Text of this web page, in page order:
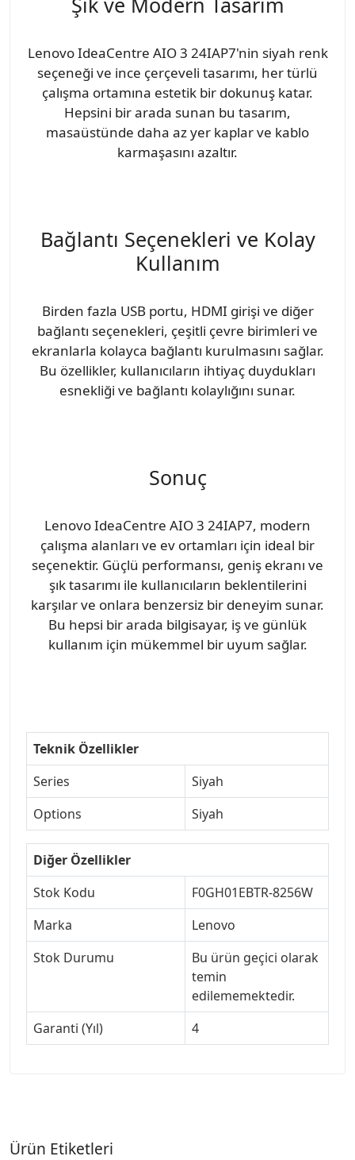
Lenovo IdeaCentre AIO 3 24IAP7'nin siyah renk
seçeneği ve ince çerçeveli tasarımı, her türlü
çalışma ortamına estetik bir dokunuş katar.
Hepsini bir arada sunan bu tasarım,
masaüstünde daha az yer kaplar ve kablo
karmaşasını azaltır.
Bağlantı Seçenekleri ve Kolay
Kullanım
Birden fazla USB portu, HDMI girişi ve diğer
bağlantı seçenekleri, çeşitli çevre birimleri ve
ekranlarla kolayca bağlantı kurulmasını sağlar.
Bu özellikler, kullanıcıların ihtiyaç duydukları
esnekliği ve bağlantı kolaylığını sunar.
Sonuç
Lenovo IdeaCentre AIO 3 24IAP7, modern
çalışma alanları ve ev ortamları için ideal bir
seçenektir. Güçlü performansı, geniş ekranı ve
şık tasarımı ile kullanıcıların beklentilerini
karşılar ve onlara benzersiz bir deneyim sunar.
Bu hepsi bir arada bilgisayar, iş ve günlük
kullanım için mükemmel bir uyum sağlar.
Teknik Özellikler
Series
Siyah
Options
Siyah
Diğer Özellikler
Stok Kodu
F0GH01EBTR-8256W
Marka
Lenovo
Stok Durumu
Bu ürün geçici olarak
temin
edilememektedir.
Garanti (Yıl)
4
Ürün Etiketleri